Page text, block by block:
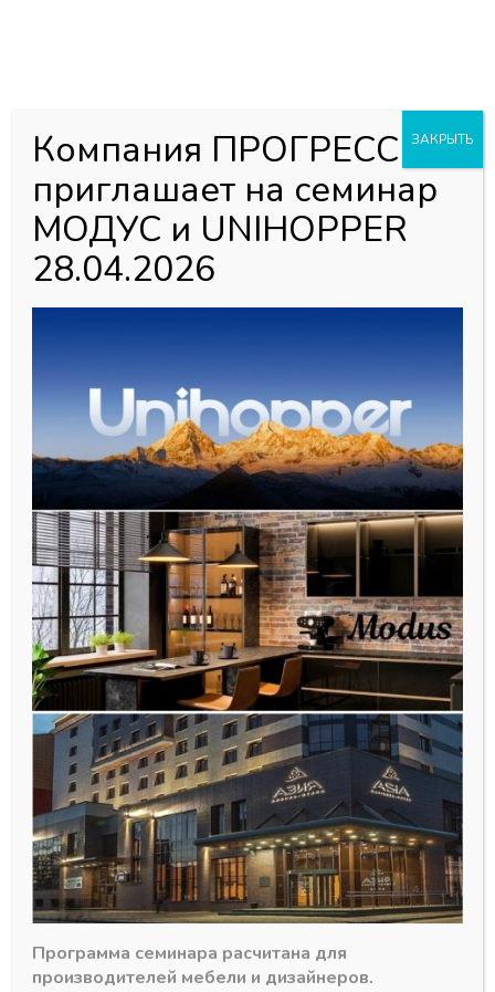
Главная страница Магазин» Мебельная фурнитура
»
Навесы для мебельных коробов CAMAR»Крышка для
подвески регулируемой 806, металл, левая L, CAMAR
(Италия)
Крышка для подвески
регулируемой 806, металл, левая
L, CAMAR (Италия)
32,20₽
В наличии
Компания ПРОГРЕСС
приглашает на семинар
МОДУС и UNIHOPPER
28.04.2026
Программа семинара расчитана для
производителей мебели и дизайнеров.
ЗАКРЫТЬ